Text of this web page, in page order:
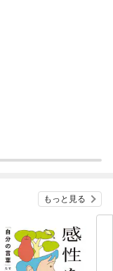
もっと見る